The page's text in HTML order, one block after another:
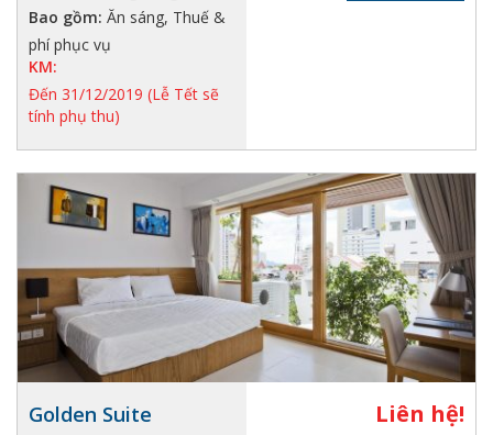
Bao gồm: Ăn sáng, Thuế &
phí phục vụ
KM:
Đến 31/12/2019 (Lễ Tết sẽ
tính phụ thu)
Golden Suite Liên hệ!